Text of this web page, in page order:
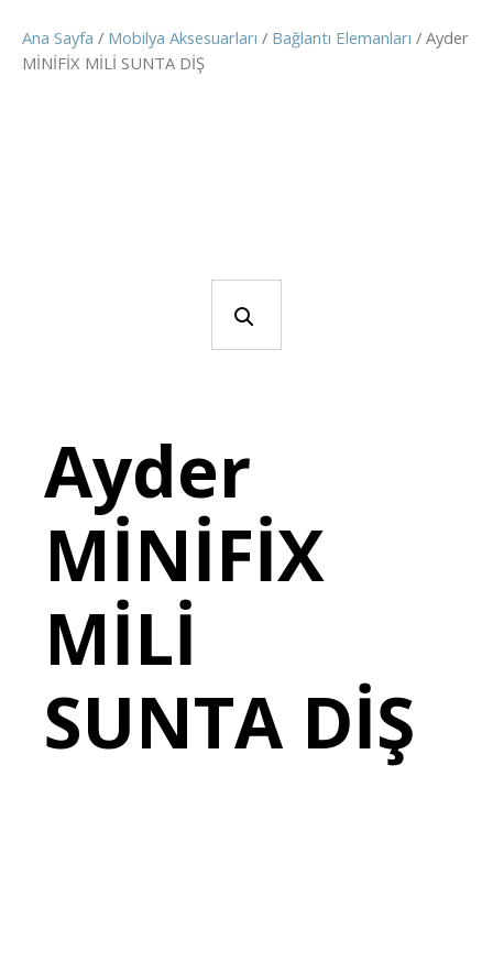
Ana Sayfa / Mobilya Aksesuarları / Bağlantı Elemanları / Ayder
MİNİFİX MİLİ SUNTA DİŞ
Ayder
MİNİFİX
MİLİ
SUNTA DİŞ